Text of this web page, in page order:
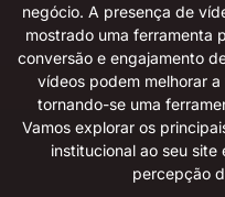
negócio. A presença de
mostrado uma ferramenta
conversão e engajamento
vídeos podem melhorar
tornando-se uma
Vamos explorar os
institucional ao seu
percepção